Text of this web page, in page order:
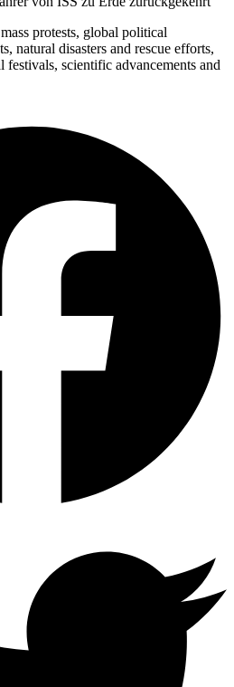
protests, global political
natural disasters and rescue efforts,
festivals, scientific advancements and